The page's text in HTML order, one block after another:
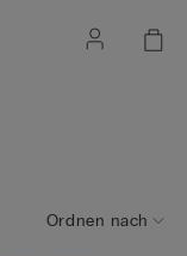
Ordnen nach